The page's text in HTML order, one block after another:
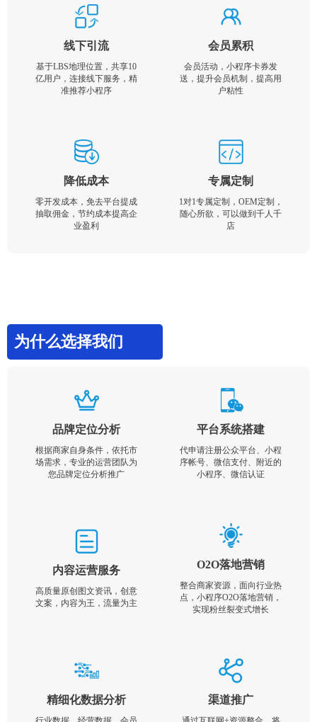
线下引流
基于LBS地理位置，共享10
亿用户，连接线下服务，精
准推荐小程序
会员累积
会员活动，小程序卡券发
送，提升会员机制，提高用
户粘性
降低成本
零开发成本，免去平台提成
抽取佣金，节约成本提高企
业盈利
专属定制
1对1专属定制，OEM定制，
随心所欲，可以做到千人千
店
为什么选择我们
品牌定位分析
根据商家自身条件，依托市
场需求，专业的运营团队为
您品牌定位分析推广
平台系统搭建
代申请注册公众平台、小程
序帐号、微信支付、附近的
小程序、微信认证
内容运营服务
高质量原创图文资讯，创意
文案，内容为王，流量为主
O2O落地营销
整合商家资源，面向行业热
点，小程序O2O落地营销，
实现粉丝裂变式增长
精细化数据分析 渠道推广